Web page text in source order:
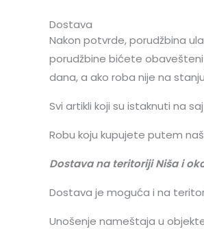
Dostava
Nakon potvrde, porudžbina
porudžbine bićete
dana, a ako roba nije na
Svi artikli koji su istaknuti na
Robu koju kupujete putem
Dostava na teritoriji Niša i
Dostava je moguća i na
Unošenje nameštaja u